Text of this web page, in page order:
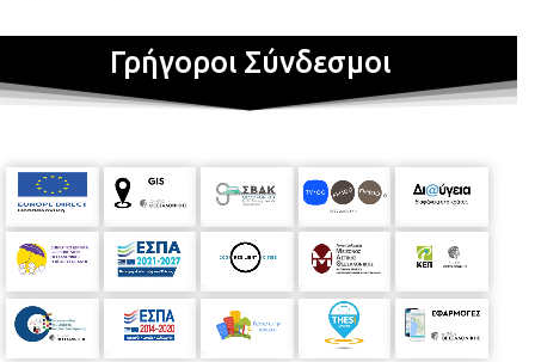
Γρήγοροι Σύνδεσμοι